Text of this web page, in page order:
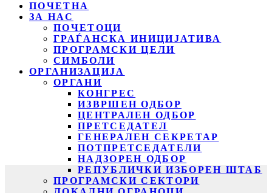
ПОЧЕТНА
ЗА НАС
ПОЧЕТОЦИ
ГРАЃАНСКА ИНИЦИЈАТИВА
ПРОГРАМСКИ ЦЕЛИ
СИМБОЛИ
ОРГАНИЗАЦИЈА
ОРГАНИ
КОНГРЕС
ИЗВРШЕН ОДБОР
ЦЕНТРАЛЕН ОДБОР
ПРЕТСЕДАТЕЛ
ГЕНЕРАЛЕН СЕКРЕТАР
ПОТПРЕТСЕДАТЕЛИ
НАДЗОРЕН ОДБОР
РЕПУБЛИЧКИ ИЗБОРЕН ШТАБ
ПРОГРАМСКИ СЕКТОРИ